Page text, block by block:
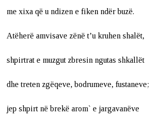
me xixa që u ndizen e fiken ndër buzë.
Atëherë amvisave zënë t’u kruhen shalët,
shpirtrat e muzgut zbresin ngutas shkallët
dhe treten zgëqeve, bodrumeve, fustaneve;
jep shpirt në brekë arom` e jargavanëve